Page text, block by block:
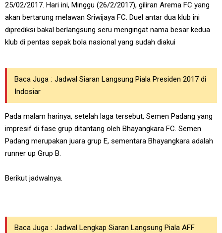
25/02/2017. Hari ini, Minggu (26/2/2017), giliran Arema FC yang
akan bertarung melawan Sriwijaya FC. Duel antar dua klub ini
diprediksi bakal berlangsung seru mengingat nama besar kedua
klub di pentas sepak bola nasional yang sudah diakui
Baca Juga : Jadwal Siaran Langsung Piala Presiden 2017 di
Indosiar
Pada malam harinya, setelah laga tersebut, Semen Padang yang
impresif di fase grup ditantang oleh Bhayangkara FC. Semen
Padang merupakan juara grup E, sementara Bhayangkara adalah
runner up Grup B.
Berikut jadwalnya.
Baca Juga : Jadwal Lengkap Siaran Langsung Piala AFF